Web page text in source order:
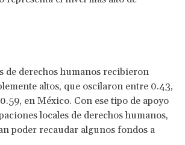
de derechos humanos recibieron
altos, que oscilaron entre 0.43,
en México. Con ese tipo de apoyo
locales de derechos humanos,
poder recaudar algunos fondos a